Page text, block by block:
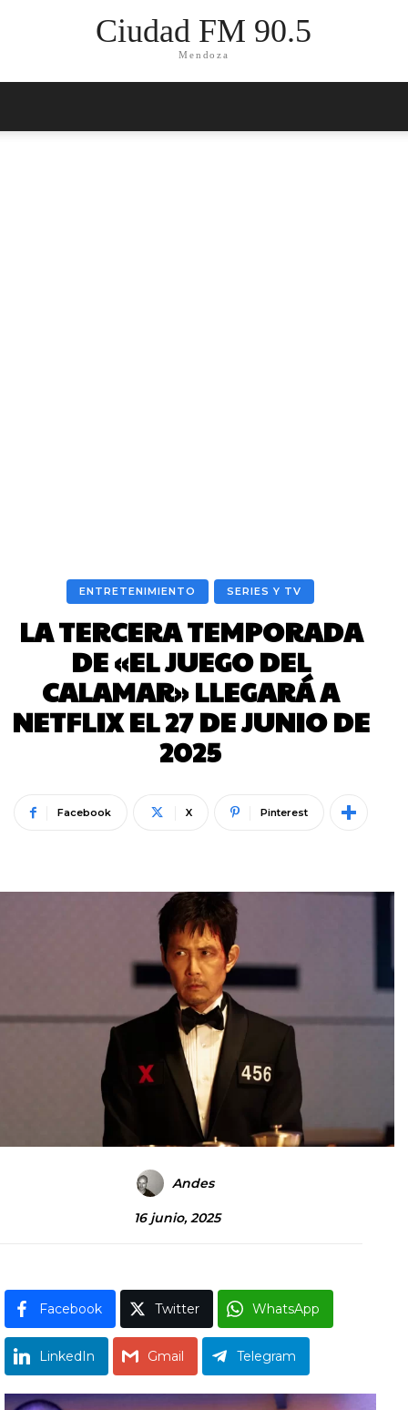
Ciudad FM 90.5
Mendoza
ENTRETENIMIENTO SERIES Y TV
LA TERCERA TEMPORADA
DE «EL JUEGO DEL
CALAMAR» LLEGARÁ A
NETFLIX EL 27 DE JUNIO DE
2025
Facebook X Pinterest
Andes
16 junio, 2025
Facebook Twitter WhatsApp
LinkedIn Gmail Telegram